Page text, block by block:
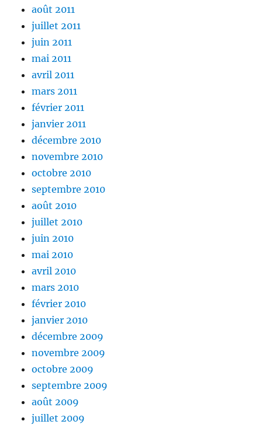
août 2011
juillet 2011
juin 2011
mai 2011
avril 2011
mars 2011
février 2011
janvier 2011
décembre 2010
novembre 2010
octobre 2010
septembre 2010
août 2010
juillet 2010
juin 2010
mai 2010
avril 2010
mars 2010
février 2010
janvier 2010
décembre 2009
novembre 2009
octobre 2009
septembre 2009
août 2009
juillet 2009